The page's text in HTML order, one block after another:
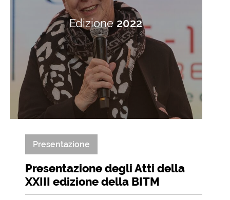
Edizione2022
Presentazione
Presentazione degli Atti della
XXIII edizione della BITM